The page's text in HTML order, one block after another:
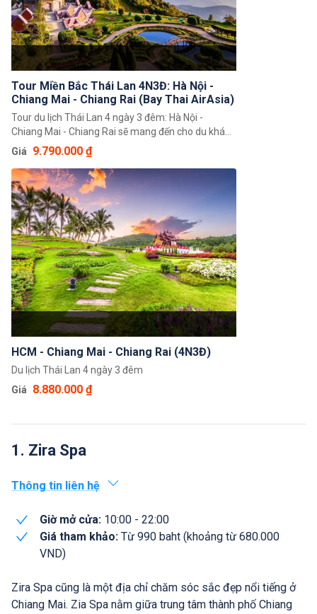
Tour Miền Bắc Thái Lan 4N3Đ: Hà Nội -
Chiang Mai - Chiang Rai (Bay Thai AirAsia)
Tour du lịch Thái Lan 4 ngày 3 đêm: Hà Nội -
Chiang Mai - Chiang Rai sẽ mang đến cho du khách
những trải nghiệm du lịch thú vị tại xứ sở Chùa
Vàng, với nhiều danh lam thắng cảnh nổi tiếng,
những bãi biển đẹp, các khu chợ ẩm thực, món ăn
đặc trưng và thỏa sức mua sắm tại các trung tâm
thương mại sầm uất, khu phố chợ đêm nhộn nhịp.
Giá 9.790.000 ₫
HCM - Chiang Mai - Chiang Rai (4N3Đ)
Du lịch Thái Lan 4 ngày 3 đêm
Giá
8.880.000 ₫
1. Zira Spa
Thông tin liên hệ
Giờ mở cửa: 10:00 - 22:00
Giá tham khảo: Từ 990 baht (khoảng từ 680.000
VND)
Zira Spa cũng là một địa chỉ chăm sóc sắc đẹp nổi tiếng ở
Chiang Mai. Zia Spa nằm giữa trung tâm thành phố Chiang